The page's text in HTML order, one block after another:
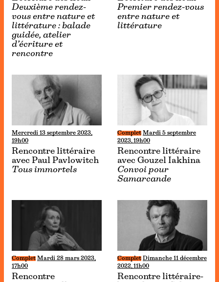
Deuxième rendez-
vous entre nature et
littérature : balade
guidée, atelier
d’écriture et
rencontre
Premier rendez-vous
entre nature et
littérature
Mercredi 13 septembre 2023,
19h00
Rencontre littéraire
avec Paul Pavlowitch
Tous immortels
Complet Mardi 5 septembre
2023, 19h00
Rencontre littéraire
avec Gouzel Iakhina
Convoi pour
Samarcande
Complet Mardi 28 mars 2023,
17h00
Rencontre
Complet
Dimanche 11 décembre
2022, 11h00
Rencontre littéraire-